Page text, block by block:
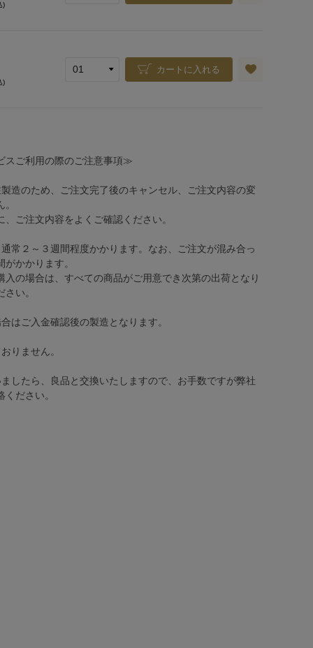
)
)
カートに入れる
スご利用の際のご注意事項≫
造のため、ご注文完了後のキャンセル、ご注文内容の変
ご注文内容をよくご確認ください。
常２～３週間程度かかります。なお、ご注文が混み合っ
かかります。
入の場合は、すべての商品がご用意でき次第の出荷となり
い。
はご入金確認後の製造となります。
りません。
したら、良品と交換いたしますので、お手数ですが弊社
ださい。